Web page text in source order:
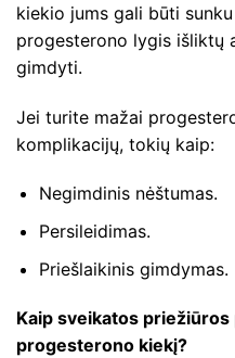
kiekio jums gali būti
progesterono lygis išliktų
gimdyti.
Jei turite mažai
komplikacijų, tokių kaip:
Negimdinis nėštumas.
Persileidimas.
Priešlaikinis gimdymas.
Kaip sveikatos
progesterono kiekį?